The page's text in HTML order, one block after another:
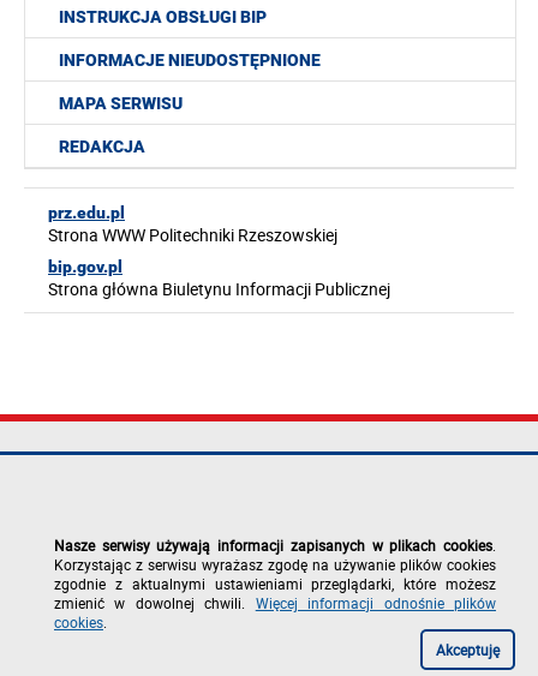
INSTRUKCJA OBSŁUGI BIP
INFORMACJE NIEUDOSTĘPNIONE
MAPA SERWISU
REDAKCJA
prz.edu.pl
Strona WWW Politechniki Rzeszowskiej
bip.gov.pl
Strona główna Biuletynu Informacji Publicznej
Politechnika
al. Powstańców
Warszawy 12
35-029 Rzeszów
tel.: +48 17 865
e-mail:
kancelaria@prz.edu.pl
Mapa serwisu
prywatności
Zgłoś błąd na
stronie
Nasze serwisy używają informacji zapisanych w plikach cookies
Korzystając z serwisu wyrażasz zgodę na używanie plików cookies
zgodnie z aktualnymi ustawieniami przeglądarki, które możesz
zmienić w dowolnej chwili. Więcej informacji odnośnie plików
cookies
Akceptuję